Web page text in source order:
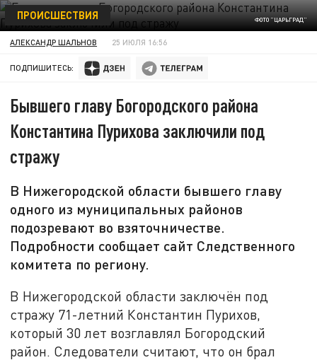
ФОТО "ЦАРЬГРАД"
ПРОИСШЕСТВИЯ
АЛЕКСАНДР ШАЛЬНОВ 25 ИЮЛЯ 16:56
ПОДПИШИТЕСЬ:
Бывшего главу Богородского района
Константина Пурихова заключили под
стражу
В Нижегородской области бывшего главу
одного из муниципальных районов
подозревают во взяточничестве.
Подробности сообщает сайт Следственного
комитета по региону.
В Нижегородской области заключён под
стражу 71-летний Константин Пурихов,
который 30 лет возглавлял Богородский
район. Следователи считают, что он брал